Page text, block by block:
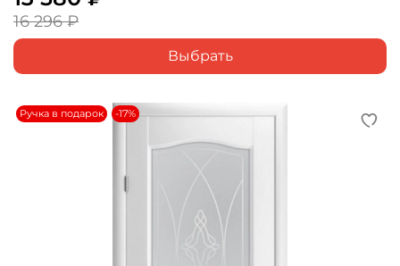
16 296 ₽
Выбрать
Ручка в подарок -17%